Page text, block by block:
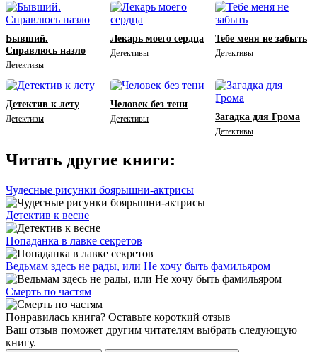
Бывший.
Справлюсь назло
Детективы
Лекарь моего сердца
Детективы
Тебе меня не забыть
Детективы
Детектив к лету
Детективы
Человек без тени
Детективы Загадка для Грома
Детективы
Читать другие книги:
Чудесные рисунки боярышни-актрисы
Детектив к весне
Попаданка в лавке секретов
Ведьмам здесь не рады, или Не хочу быть фамильяром
Смерть по частям
Понравилась книга? Оставьте короткий отзыв
Ваш отзыв поможет другим читателям выбрать следующую
книгу.